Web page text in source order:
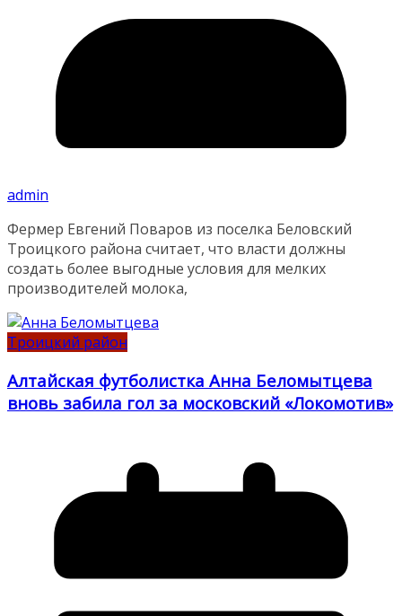
admin
Фермер Евгений Поваров из поселка Беловский
Троицкого района считает, что власти должны
создать более выгодные условия для мелких
производителей молока,
Троицкий район
Алтайская футболистка Анна Беломытцева
вновь забила гол за московский «Локомотив»